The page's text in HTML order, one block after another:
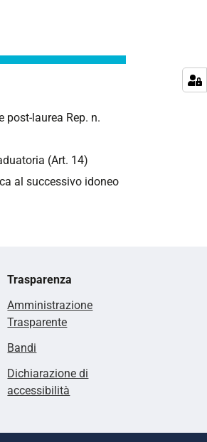
laurea Rep. n.
(Art. 14)
al successivo idoneo
Trasparenza
Amministrazione
Trasparente
Bandi
Dichiarazione di
accessibilità